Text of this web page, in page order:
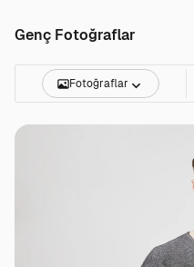
Genç Fotoğraflar
Fotoğraflar